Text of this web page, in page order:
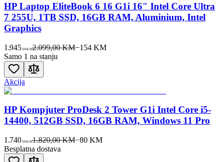
HP Laptop EliteBook 6 16 G1i 16" Intel Core Ultra
7 255U, 1TB SSD, 16GB RAM, Aluminium, Intel
Graphics
1.945 00KM2.099,00 KM−154KM
Samo 1 na stanju
Akcija
HP Kompjuter ProDesk 2 Tower G1i Intel Core i5-
14400, 512GB SSD, 16GB RAM, Windows 11 Pro
1.740 00KM1.820,00 KM−80KM
Besplatna dostava